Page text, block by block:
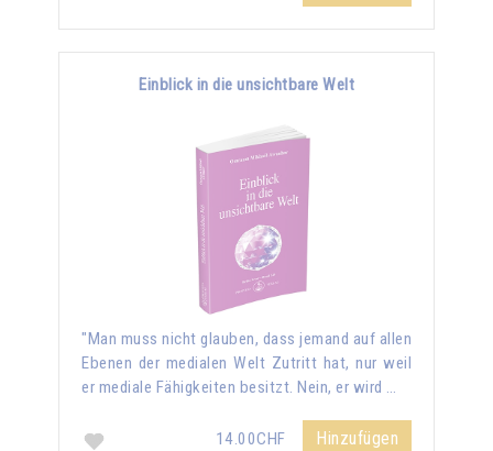
Einblick in die unsichtbare Welt
"Man muss nicht glauben, dass jemand auf allen
Ebenen der medialen Welt Zutritt hat, nur weil
er mediale Fähigkeiten besitzt. Nein, er wird …
14.00CHF Hinzufügen